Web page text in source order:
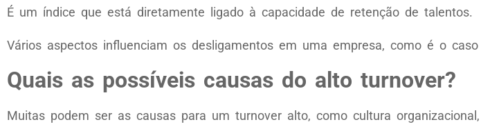
É um índice que está diretamente ligado à capacidade de retenção de talentos.
Vários aspectos influenciam os desligamentos em uma empresa, como é o
Quais as possíveis causas do alto turnover?
Muitas podem ser as causas para um turnover alto, como cultura